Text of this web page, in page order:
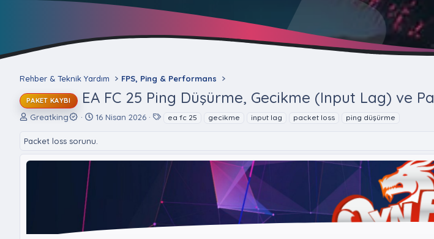
Rehber & Teknik Yardım FPS, Ping & Performans
PAKET KAYBI EA FC 25 Ping Düşürme, Gecikme (Input Lag) ve
K
n
y
Greatking
B
ş
a
16 Nisan 2026
e
e
r
ea fc 25 gecikme input lag packet loss ping düşürme
Packet loss sorunu.